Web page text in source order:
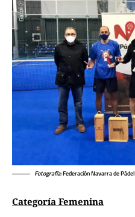
Fotografía: Federación Navarra de Pádel
Categoría Femenina